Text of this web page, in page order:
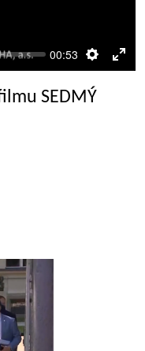
00:53
SEDMÝ